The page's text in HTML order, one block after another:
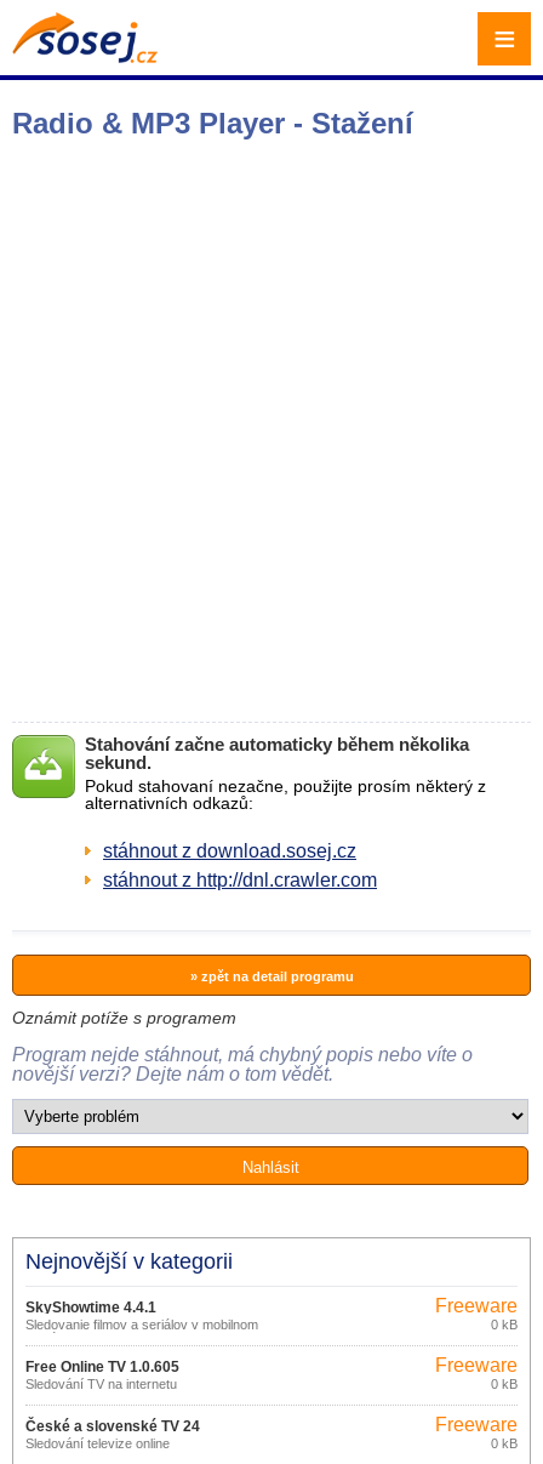
Radio & MP3 Player - Stažení
Stahování začne automaticky během několika
sekund.
Pokud stahovaní nezačne, použijte prosím některý z
alternativních odkazů:
stáhnout z download.sosej.cz
stáhnout z http://dnl.crawler.com
» zpět na detail programu
Oznámit potíže s programem
Program nejde stáhnout, má chybný popis nebo víte o
novější verzi? Dejte nám o tom vědět.
Nejnovější v kategorii
SkyShowtime 4.4.1
Sledovanie filmov a seriálov v mobilnom
telefóne.
Freeware
0 kB
Free Online TV 1.0.605
Sledování TV na internetu
Freeware
0 kB
České a slovenské TV 24
Sledování televize online
Freeware
0 kB
≡